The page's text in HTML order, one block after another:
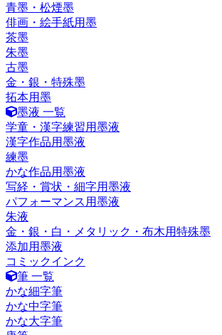
青墨・松煙墨
俳画・絵手紙用墨
茶墨
朱墨
古墨
金・銀・特殊墨
拓本用墨
墨液 一覧
学童・漢字練習用墨液
漢字作品用墨液
練墨
かな作品用墨液
写経・賞状・細字用墨液
パフォーマンス用墨液
朱液
金・銀・白・メタリック・布木用特殊墨
添加用墨液
コミックインク
筆 一覧
かな細字筆
かな中字筆
かな大字筆